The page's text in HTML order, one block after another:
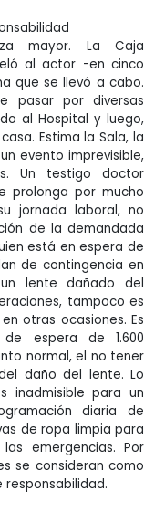
mayor. La Caja
al actor -en cinco
que se llevó a cabo.
pasar por diversas
al Hospital y luego,
Estima la Sala, la
evento imprevisible,
Un testigo doctor
prolonga por mucho
jornada laboral, no
de la demandada
está en espera de
de contingencia en
lente dañado del
tampoco es
otras ocasiones. Es
espera de 1.600
normal, el no tener
daño del lente. Lo
inadmisible para un
diaria de
de ropa limpia para
emergencias. Por
se consideran como